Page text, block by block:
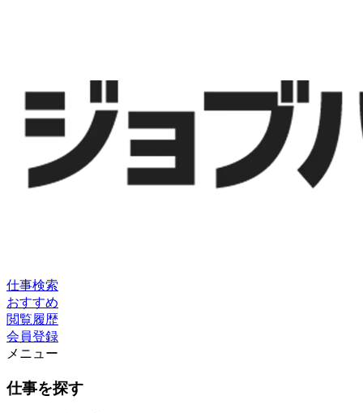
仕事検索
おすすめ
閲覧履歴
会員登録
メニュー
仕事を探す